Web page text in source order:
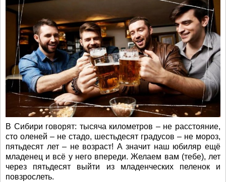
В Сибири говорят: тысяча километров – не расстояние,
сто оленей – не стадо, шестьдесят градусов – не мороз,
пятьдесят лет – не возраст! А значит наш юбиляр ещё
младенец и всё у него впереди. Желаем вам (тебе), лет
через пятьдесят выйти из младенческих пеленок и
повзрослеть.